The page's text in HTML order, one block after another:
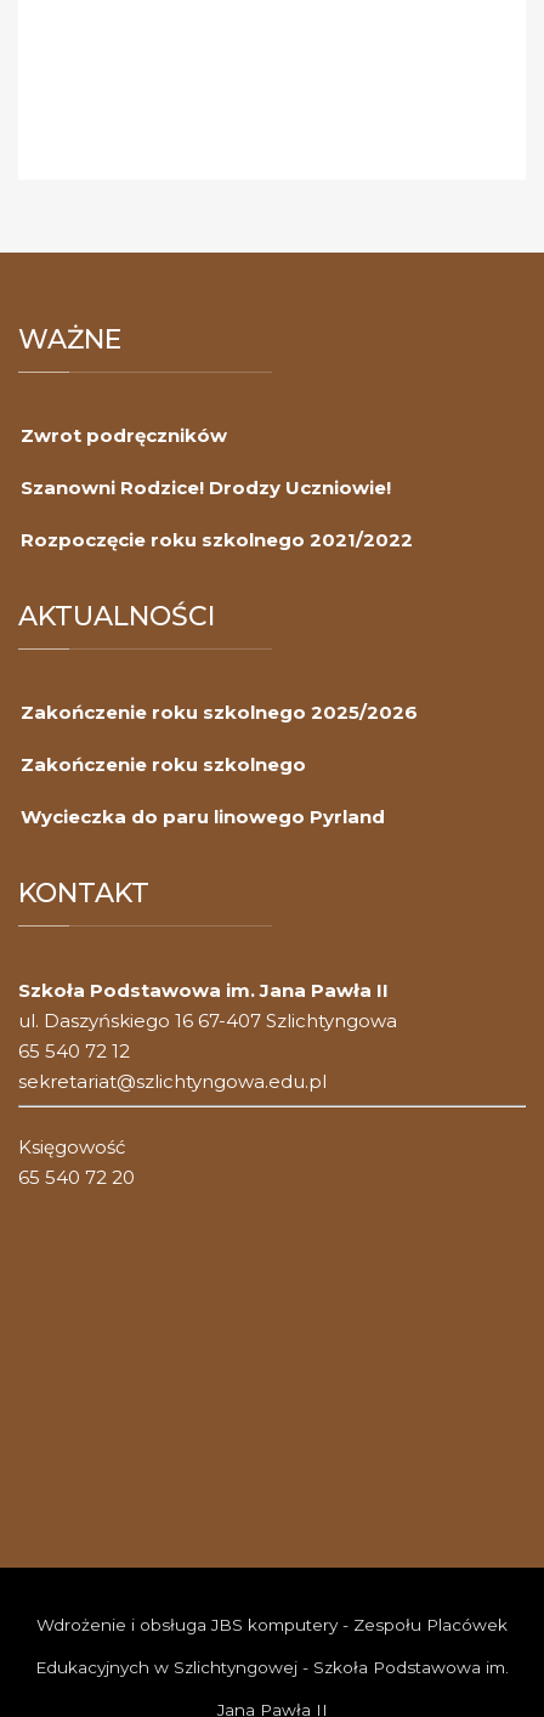
WAŻNE
Zwrot podręczników
Szanowni Rodzice! Drodzy Uczniowie!
Rozpoczęcie roku szkolnego 2021/2022
AKTUALNOŚCI
Zakończenie roku szkolnego 2025/2026
Zakończenie roku szkolnego
Wycieczka do paru linowego Pyrland
KONTAKT
Szkoła Podstawowa im. Jana Pawła II
ul. Daszyńskiego 16 67-407 Szlichtyngowa
65 540 72 12
sekretariat@szlichtyngowa.edu.pl
Księgowość
65 540 72 20
Wdrożenie i obsługa JBS komputery - Zespołu Placówek
Edukacyjnych w Szlichtyngowej - Szkoła Podstawowa im.
Jana Pawła II